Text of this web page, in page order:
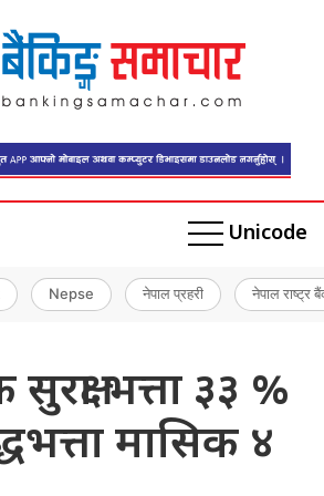
Unicode
Nepse नेपाल प्रहरी नेपाल राष्ट्र
भत्ता ३३ %
मासिक ४